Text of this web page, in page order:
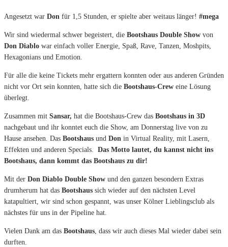
Angesetzt war Don für 1,5 Stunden, er spielte aber weitaus länger! #mega
Wir sind wiedermal schwer begeistert, die Bootshaus Double Show von
Don Diablo war einfach voller Energie, Spaß, Rave, Tanzen, Moshpits,
Hexagonians und Emotion.
Für alle die keine Tickets mehr ergattern konnten oder aus anderen Gründen
nicht vor Ort sein konnten, hatte sich die Bootshaus-Crew eine Lösung
überlegt.
Zusammen mit Sansar, hat die Bootshaus-Crew das Bootshaus in 3D
nachgebaut und ihr konntet euch die Show, am Donnerstag live von zu
Hause ansehen. Das Bootshaus und Don in Virtual Reality, mit Lasern,
Effekten und anderen Specials. Das Motto lautet, du kannst nicht ins
Bootshaus, dann kommt das Bootshaus zu dir!
Mit der Don Diablo Double Show und den ganzen besondern Extras
drumherum hat das Bootshaus sich wieder auf den nächsten Level
katapultiert, wir sind schon gespannt, was unser Kölner Lieblingsclub als
nächstes für uns in der Pipeline hat.
Vielen Dank am das Bootshaus, dass wir auch dieses Mal wieder dabei sein
durften.